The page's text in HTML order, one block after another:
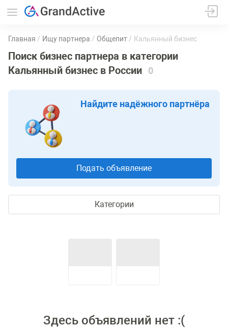
Главная Ищу партнера Общепит Кальянный бизнес
Поиск бизнес партнера в категории
Кальянный бизнес в России
0
Найдите надёжного партнёра
Подать объявление
Категории
Здесь объявлений нет :(